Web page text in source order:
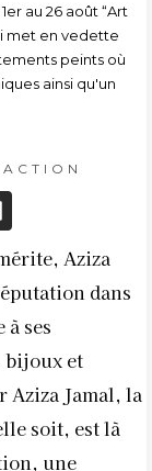
au 26 août “Art
met en vedette
peints où
ainsi qu'un
Aziza
dans
à ses
bijoux et
Aziza Jamal, la
soit, est là
une